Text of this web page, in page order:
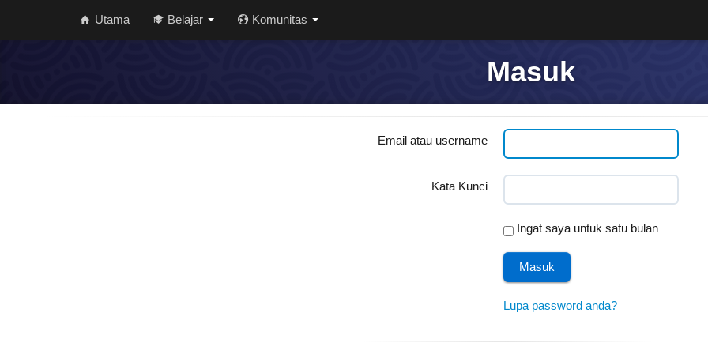
Utama Belajar Komunitas
Masuk
Email atau username
Kata Kunci
Ingat saya untuk satu bulan
Lupa password anda?